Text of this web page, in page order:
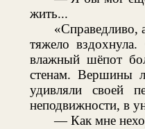
жить...
«Справедливо,
тяжело
влажный шёпот
стенам. Вершины
удивляли своей
неподвижности, в
— Как мне